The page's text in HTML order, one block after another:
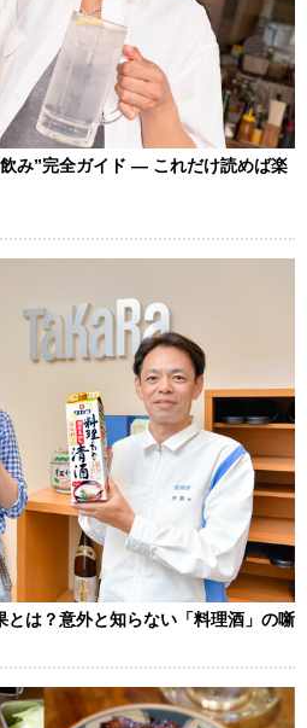
み”完全ガイド ― これだけ読めば楽
は？意外と知らない「料理酒」の噺